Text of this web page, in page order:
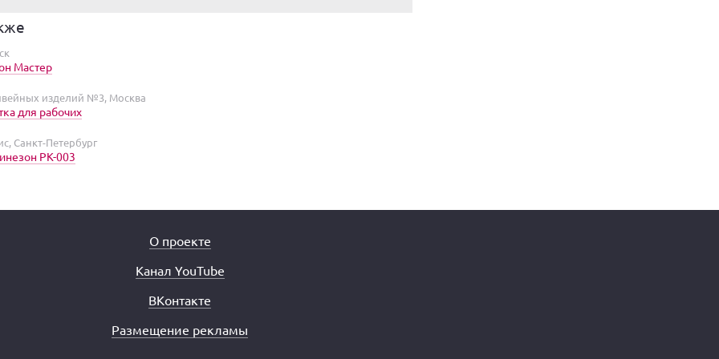
Мастер
изделий №3, Москва
для рабочих
Санкт-Петербург
PK-003
О проекте
Канал YouTube
ВКонтакте
Размещение рекламы